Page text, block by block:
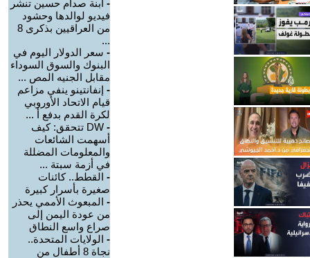
- ابنة صدام حسين تنشر
فيديو لوالدها وحشود
من العراقيين بذكرى 8
...
- سعر الدولار اليوم في
البنوك والسوق السوداء
مقابل الجنيه المص ...
- إنفانتينو ينفي مزاعم
قيام الاتحاد الأوروبي
لكرة القدم بدفع أ ...
-
DW تتحقق: كيف
أسهمت الشائعات
والمعلومات المضللة
في أزمة سبتة ...
- القطط.. كائنات
صغيرة بأسرار كبيرة
- المبعوث الأممي يحذر
من عودة اليمن إلى
صراع واسع النطاق
- الولايات المتحدة..
نجاة 8 أطفال من